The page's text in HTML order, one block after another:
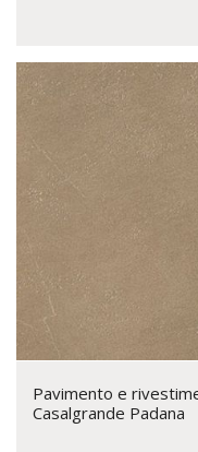
Pavimento e
Casalgrande Padana